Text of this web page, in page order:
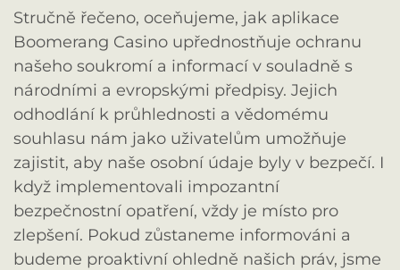
Stručně řečeno, oceňujeme, jak aplikace
Boomerang Casino upřednostňuje ochranu
našeho soukromí a informací v souladně s
národními a evropskými předpisy. Jejich
odhodlání k průhlednosti a vědomému
souhlasu nám jako uživatelům umožňuje
zajistit, aby naše osobní údaje byly v bezpečí. I
když implementovali impozantní
bezpečnostní opatření, vždy je místo pro
zlepšení. Pokud zůstaneme informováni a
budeme proaktivní ohledně našich práv, jsme